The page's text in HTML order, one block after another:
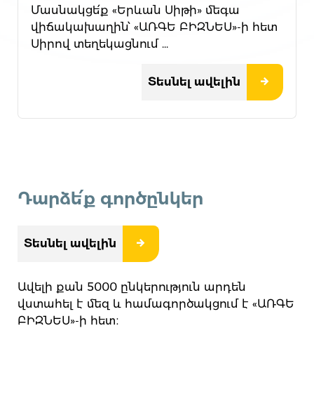
Մասնակցե՛ք «Երևան Սիթի» մեգա
վիճակախաղին՝ «ԱՌԳԵ ԲԻԶՆԵՍ»-ի հետ
Սիրով տեղեկացնում ...
Տեսնել ավելին
Դարձե՛ք գործընկեր
Տեսնել ավելին
Ավելի քան 5000 ընկերություն արդեն
վստահել է մեզ և համագործակցում է «ԱՌԳԵ
ԲԻԶՆԵՍ»-ի հետ։